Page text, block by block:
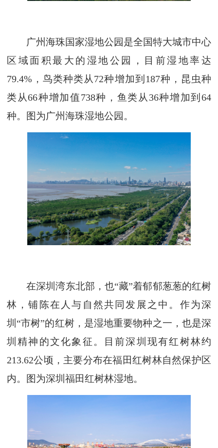
广州海珠国家湿地公园是全国特大城市中心
区域面积最大的湿地公园，目前湿地率达
79.4%，鸟类种类从72种增加到187种，昆虫种
类从66种增加值738种，鱼类从36种增加到64
种。图为广州海珠湿地公园。
在深圳湾东北部，也“藏”着郁郁葱葱的红树
林，铺陈在人与自然共同发展之中。作为深
圳“市树”的红树，是湿地重要物种之一，也是深
圳精神的文化象征。目前深圳现有红树林约
213.62公顷，主要分布在福田红树林自然保护区
内。
图为深圳福田红树林湿地。